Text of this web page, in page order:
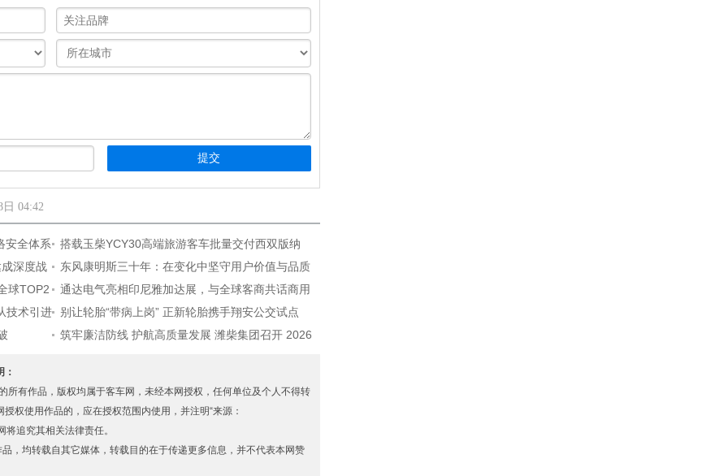
04:42
安全体系
搭载玉柴YCY30高端旅游客车批量交付西双版纳
成深度战
东风康明斯三十年：在变化中坚守用户价值与品质
至上理念
球TOP2
通达电气亮相印尼雅加达展，与全球客商共话商用
车智能化未来
技术引进
别让轮胎“带病上岗” 正新轮胎携手翔安公交试点
TPMS系统
筑牢廉洁防线 护航高质量发展 潍柴集团召开 2026
所有作品，版权均属于客车网，未经本网授权，任何单位及个人不得转
权使用作品的，应在授权范围内使用，并注明“来源：
追究其相关法律责任。
，均转载自其它媒体，转载目的在于传递更多信息，并不代表本网赞